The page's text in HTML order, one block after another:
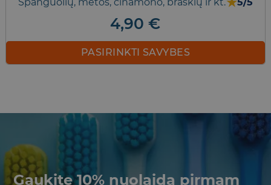
Spanguolių, mėtos, cinamono, braškių ir kt.
5/5
4,90€
PASIRINKTI SAVYBES
variants.
The
options
Gaukite 10% nuolaidą pirmam